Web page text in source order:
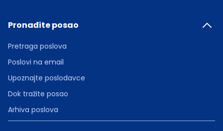
Pronađite posao
Pretraga poslova
Poslovi na email
Upoznajte poslodavce
Dok tražite posao
Arhiva poslova